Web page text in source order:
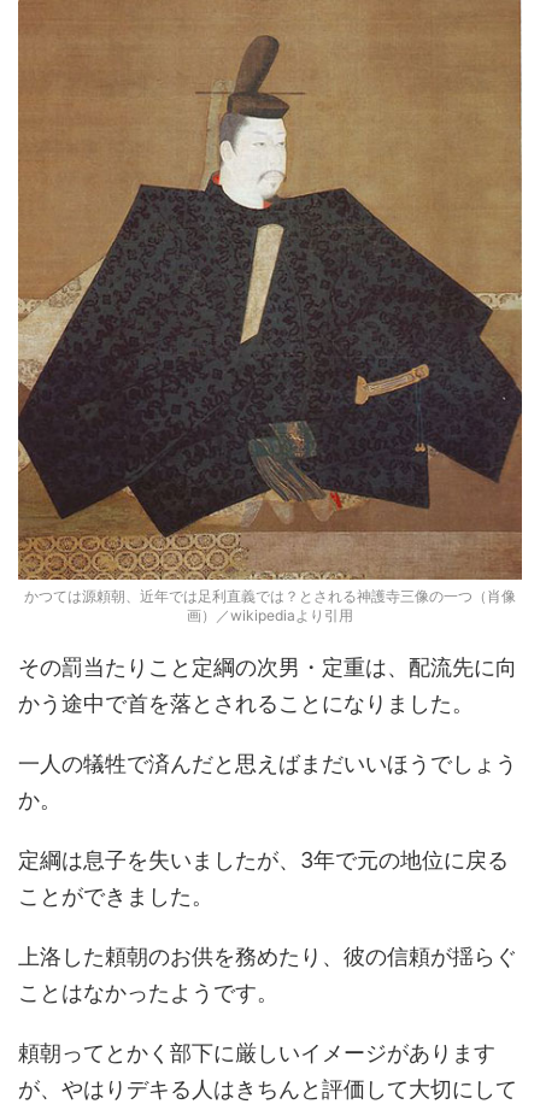
かつては源頼朝、近年では足利直義では？とされる神護寺三像の一つ（肖像
画）／wikipediaより引用
その罰当たりこと定綱の次男・定重は、配流先に向
かう途中で首を落とされることになりました。
一人の犠牲で済んだと思えばまだいいほうでしょう
か。
定綱は息子を失いましたが、3年で元の地位に戻る
ことができました。
上洛した頼朝のお供を務めたり、彼の信頼が揺らぐ
ことはなかったようです。
頼朝ってとかく部下に厳しいイメージがあります
が、やはりデキる人はきちんと評価して大切にして